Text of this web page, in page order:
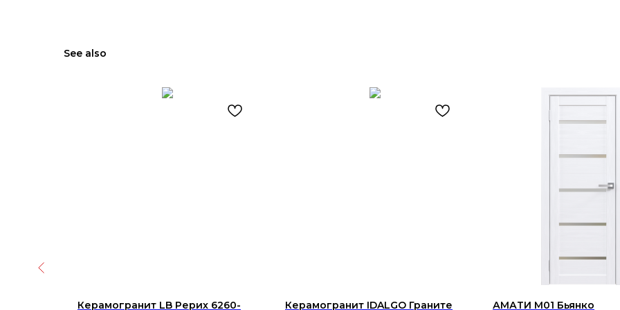
See also
Керамогранит LB Рерих 6260-
Керамогранит IDALGO Граните
АМАТИ М01 Бьянко